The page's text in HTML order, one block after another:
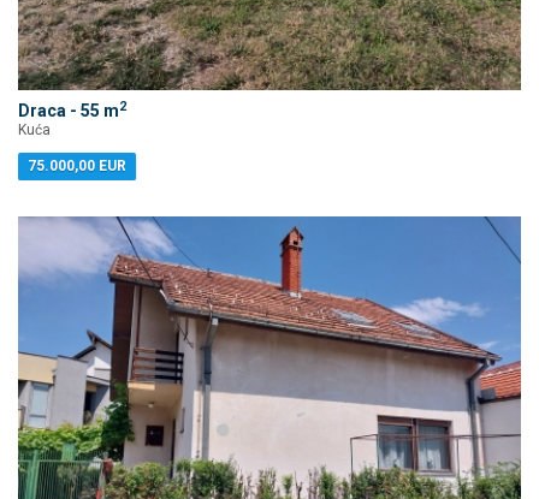
Draca - 55 m2
Kuća
75.000,00 EUR